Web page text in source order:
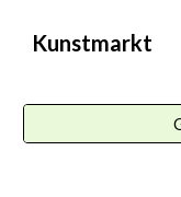
Kunstmarkt